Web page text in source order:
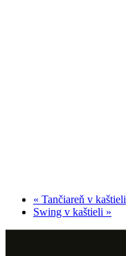
« Tančiareň v kaštieli
Swing v kaštieli »